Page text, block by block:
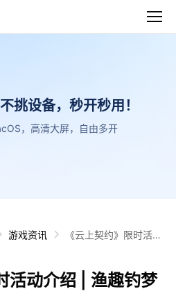
挑设备，秒开秒用！
，高清大屏，自由多开
游戏资讯
《云上契约》限时活动
活动介绍 | 渔趣钓梦